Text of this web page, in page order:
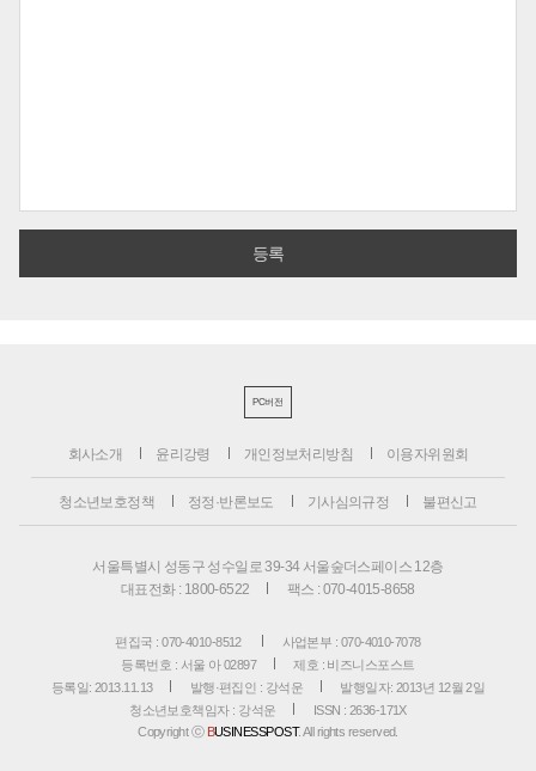
PC버전
회사소개 윤리강령 개인정보처리방침 이용자위원회
청소년보호정책 정정·반론보도 기사심의규정 불편신고
서울특별시 성동구 성수일로 39-34 서울숲더스페이스 12층
대표전화 : 1800-6522
팩스 : 070-4015-8658
편집국 : 070-4010-8512
사업본부 : 070-4010-7078
등록번호 : 서울 아 02897
제호 : 비즈니스포스트
등록일: 2013.11.13
발행·편집인 : 강석운
발행일자: 2013년 12월 2일
청소년보호책임자 : 강석운
ISSN : 2636-171X
Copyright ⓒ BUSINESSPOST. All rights reserved.